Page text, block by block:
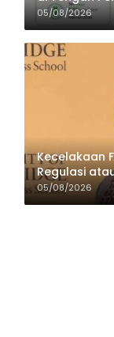
Persen
05/08/2026
Kecelakaan
Regulasi
05/08/2026